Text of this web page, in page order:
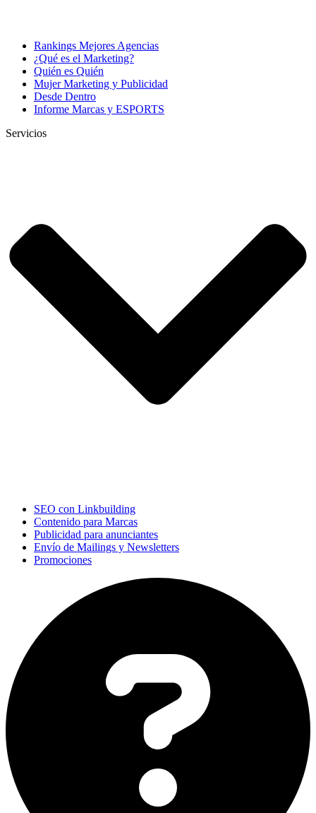
Rankings Mejores Agencias
¿Qué es el Marketing?
Quién es Quién
Mujer Marketing y Publicidad
Desde Dentro
Informe Marcas y ESPORTS
Servicios
SEO con Linkbuilding
Contenido para Marcas
Publicidad para anunciantes
Envío de Mailings y Newsletters
Promociones